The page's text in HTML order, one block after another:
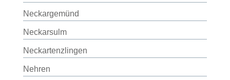
Neckargemünd
Neckarsulm
Neckartenzlingen
Nehren